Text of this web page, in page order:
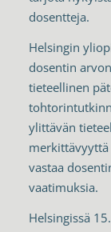
dosentteja.
Helsingin
dosentin
tieteellinen
ylittävän
vastaa
vaatimuksia.
Helsingissä